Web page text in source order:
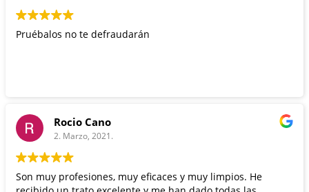
Pruébalos no te defraudarán
Rocio Cano
2. Marzo, 2021.
Son muy profesiones, muy eficaces y muy limpios. He